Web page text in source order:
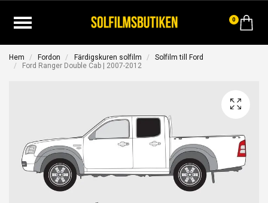
0
Hem Fordon Färdigskuren solfilm
Solfilm till Ford
Ford Ranger Double Cab | 2007-2012